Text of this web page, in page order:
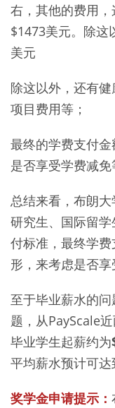
右，其他的费用
$1473美元。除这
美元
除这以外，还有
项目费用等；
最终的学费支付
是否享受学费减免
总结来看，布朗
研究生、国际留
付标准，最终学
形，来考虑是否享
至于毕业薪水的
题，从PayScale
毕业学生起薪约为
平均薪水预计可达
奖学金申请提示：